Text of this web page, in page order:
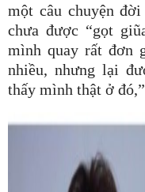
một câu chuyện
chưa được “gọt
mình quay rất đơn
nhiều, nhưng lại
thấy mình thật ở